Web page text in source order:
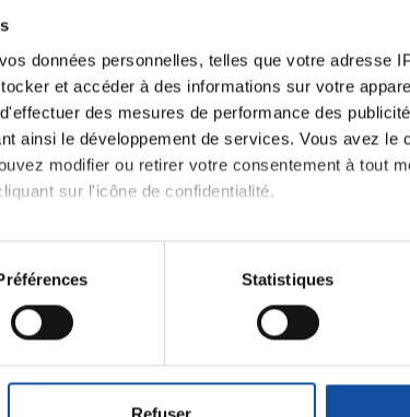
données personnelles, telles que votre adresse
et accéder à des informations sur votre
des mesures de performance des
ainsi le développement de services. Vous avez le
modifier ou retirer votre consentement à tout
sur l'icône de confidentialité.
:
localisation géographique qui peuvent être
votre consentement à tout moment à partir de la
Statistiques
Refuser
Thématiques
voies respiratoires Cancer du sein